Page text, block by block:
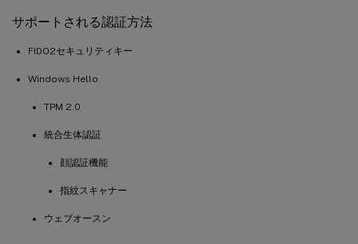
サポートされる認証方法
FIDO2セキュリティキー
Windows Hello
TPM 2.0
統合生体認証
顔認証機能
指紋スキャナー
ウェブオースン